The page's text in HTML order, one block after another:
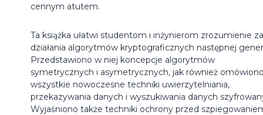
cennym atutem.
Ta książka ułatwi studentom i inżynierom zrozumienie
działania algorytmów kryptograficznych następnej
Przedstawiono w niej koncepcje algorytmów
symetrycznych i asymetrycznych, jak również
wszystkie nowoczesne techniki uwierzytelniania,
przekazywania danych i wyszukiwania danych
Wyjaśniono także techniki ochrony przed